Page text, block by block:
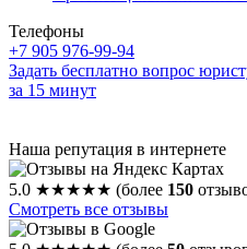
Телефоны
+7 905 976-99-94
Задать бесплатно вопрос
за 15 минут
Наша репутация в интернете
5.0 ★★★★★ (более 150
Смотреть все отзывы